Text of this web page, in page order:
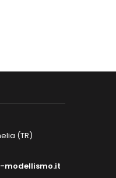
(TR)
modellismo.it